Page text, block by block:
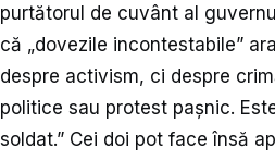
purtătorul de cuvânt al
că „dovezile incontestabile”
despre activism, ci despre
politice sau protest pașnic.
soldat.” Cei doi pot face însă